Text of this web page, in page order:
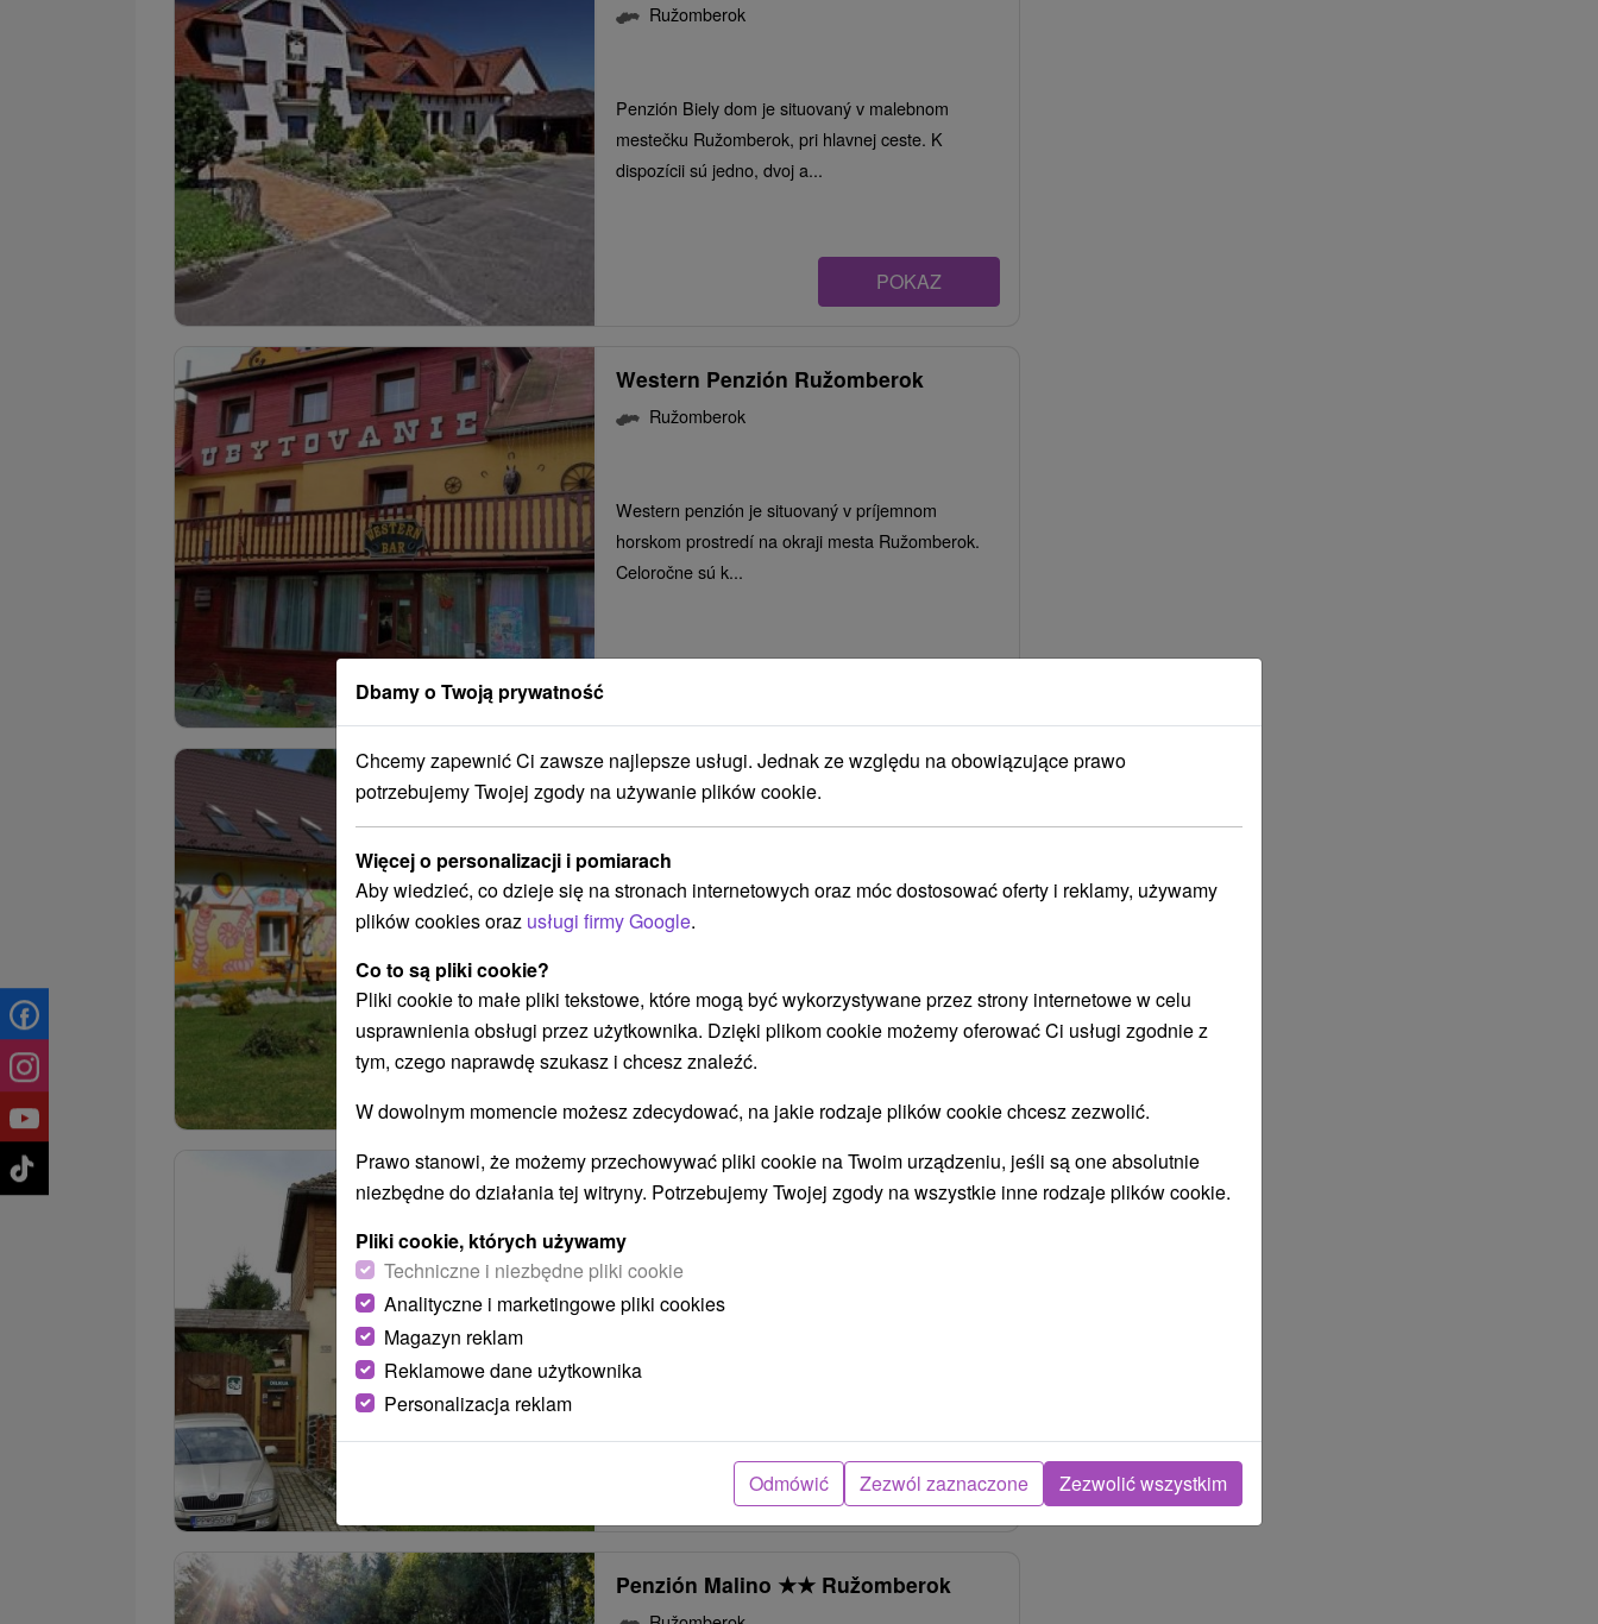
Ružomberok
Penzión Biely dom je situovaný v malebnom
mestečku Ružomberok, pri hlavnej ceste. K
dispozícii sú jedno, dvoj a...
POKAZ
Western Penzión Ružomberok
Ružomberok
Western penzión je situovaný v príjemnom
horskom prostredí na okraji mesta Ružomberok.
Celoročne sú k...
Penzión Sidorovo★ Ružomberok
Príjemné apartmánové ubytovanie na Liptove, v
Ružomberku. Okrem ubytovania sa môžu hostia
Villa de Likua Likavka
Útulne zariadená vila v obci Likavka, v pešej
izbami, ktoré sú...
POKAZ
Penzión Malino ★★ Ružomberok
Dbamy o Twoją prywatność
Chcemy zapewnić Ci zawsze najlepsze usługi. Jednak ze względu na obowiązujące prawo
potrzebujemy Twojej zgody na używanie plików cookie.
Więcej o personalizacji i pomiarach
Aby wiedzieć, co dzieje się na stronach internetowych oraz móc dostosować oferty i reklamy, używamy
plików cookies oraz usługi firmy Google.
Co to są pliki cookie?
Pliki cookie to małe pliki tekstowe, które mogą być wykorzystywane przez strony internetowe w celu
usprawnienia obsługi przez użytkownika. Dzięki plikom cookie możemy oferować Ci usługi zgodnie z
tym, czego naprawdę szukasz i chcesz znaleźć.
W dowolnym momencie możesz zdecydować, na jakie rodzaje plików cookie chcesz zezwolić.
Prawo stanowi, że możemy przechowywać pliki cookie na Twoim urządzeniu, jeśli są one absolutnie
niezbędne do działania tej witryny. Potrzebujemy Twojej zgody na wszystkie inne rodzaje plików cookie.
Pliki cookie, których używamy
Techniczne i niezbędne pliki cookie
Analityczne i marketingowe pliki cookies
Magazyn reklam
Reklamowe dane użytkownika
Personalizacja reklam
Odmówić Zezwól zaznaczone Zezwolić wszystkim